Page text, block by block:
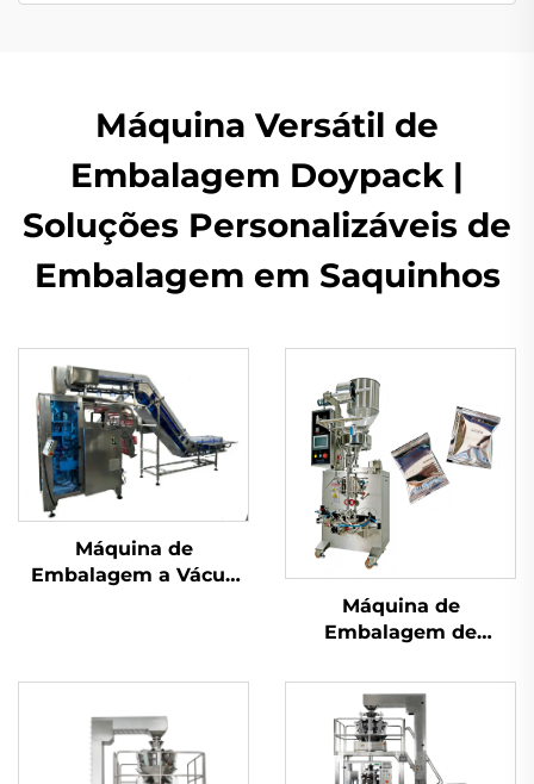
Máquina Versátil de
Embalagem Doypack |
Soluções Personalizáveis de
Embalagem em Saquinhos
Máquina de
Embalagem a Vácuo
Máquina de
Embalagem de
Uso Duplo